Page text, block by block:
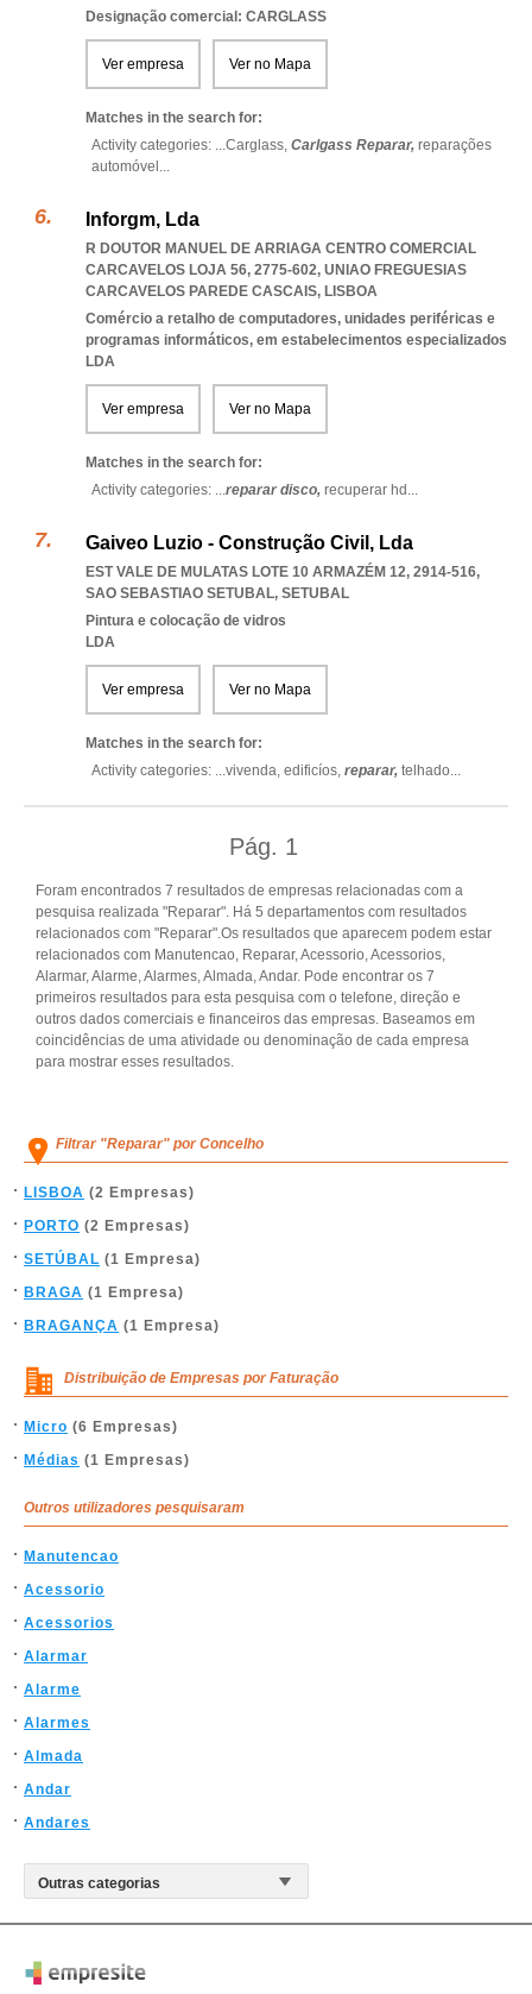
Designação comercial: CARGLASS
Ver empresa Ver no Mapa
Matches in the search for:
Activity categories: ...Carglass, Carlgass Reparar, reparações
automóvel ...
Inforgm, Lda
R DOUTOR MANUEL DE ARRIAGA CENTRO COMERCIAL
CARCAVELOS LOJA 56, 2775-602, UNIAO FREGUESIAS
CARCAVELOS PAREDE CASCAIS, LISBOA
Comércio a retalho de computadores, unidades periféricas e
programas informáticos, em estabelecimentos especializados
LDA
Ver empresa Ver no Mapa
Matches in the search for:
Activity categories: ...reparar disco, recuperar hd ...
Gaiveo Luzio - Construção Civil, Lda
EST VALE DE MULATAS LOTE 10 ARMAZÉM 12, 2914-516,
SAO SEBASTIAO SETUBAL, SETUBAL
Pintura e colocação de vidros
LDA
Ver empresa Ver no Mapa
Matches in the search for:
Activity categories: ...vivenda, edificíos, reparar, telhado...
Pág. 1
Foram encontrados 7 resultados de empresas relacionadas com a
pesquisa realizada "Reparar". Há 5 departamentos com resultados
relacionados com "Reparar".Os resultados que aparecem podem estar
relacionados com Manutencao, Reparar, Acessorio, Acessorios,
Alarmar, Alarme, Alarmes, Almada, Andar. Pode encontrar os 7
primeiros resultados para esta pesquisa com o telefone, direção e
outros dados comerciais e financeiros das empresas. Baseamos em
coincidências de uma atividade ou denominação de cada empresa
para mostrar esses resultados.
Filtrar "Reparar" por Concelho
LISBOA (2 Empresas)
PORTO (2 Empresas)
SETÚBAL (1 Empresa)
BRAGA (1 Empresa)
BRAGANÇA (1 Empresa)
Distribuição de Empresas por Faturação
Micro (6 Empresas)
Médias (1 Empresas)
Outros utilizadores pesquisaram
Manutencao
Acessorio
Acessorios
Alarmar
Alarme
Alarmes
Almada
Andar
Andares